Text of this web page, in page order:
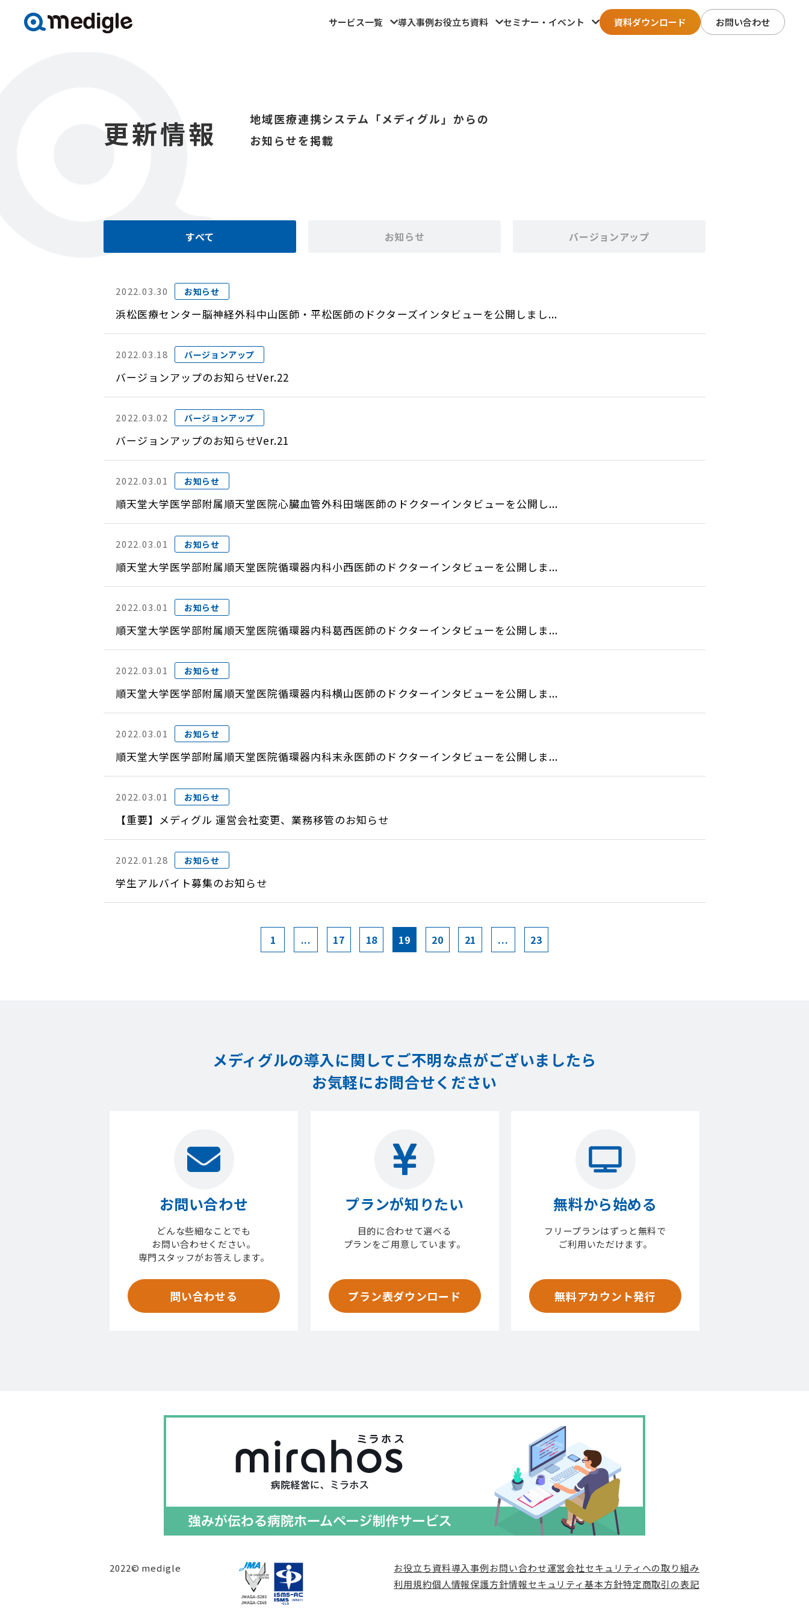
サービス一覧 導入事例お役立ち資料 セミナー・イベント 資料ダウンロード お問い合わせ
更新情報
地域医療連携システム「メディグル」からの
お知らせを掲載
すべて お知らせ バージョンアップ
2022.03.30 お知らせ
浜松医療センター脳神経外科中山医師・平松医師のドクターズインタビューを公開しまし...
2022.03.18 バージョンアップ
バージョンアップのお知らせVer.22
2022.03.02 バージョンアップ
バージョンアップのお知らせVer.21
2022.03.01 お知らせ
順天堂大学医学部附属順天堂医院心臓血管外科田端医師のドクターインタビューを公開し...
2022.03.01 お知らせ
順天堂大学医学部附属順天堂医院循環器内科小西医師のドクターインタビューを公開しま...
2022.03.01 お知らせ
順天堂大学医学部附属順天堂医院循環器内科葛西医師のドクターインタビューを公開しま...
2022.03.01 お知らせ
順天堂大学医学部附属順天堂医院循環器内科横山医師のドクターインタビューを公開しま...
2022.03.01 お知らせ
順天堂大学医学部附属順天堂医院循環器内科末永医師のドクターインタビューを公開しま...
2022.03.01 お知らせ
【重要】メディグル 運営会社変更、業務移管のお知らせ
2022.01.28 お知らせ
学生アルバイト募集のお知らせ
1 ... 17 18 19 20 21 ... 23
メディグルの導入に関してご不明な点がございましたら
お気軽にお問合せください
お問い合わせ
どんな些細なことでも
お問い合わせください。
専門スタッフがお答えします。
問い合わせる
プランが知りたい
目的に合わせて選べる
プランをご用意しています。
プラン表ダウンロード
無料から始める
フリープランはずっと無料で
ご利用いただけます。
無料アカウント発行
2022© medigle お役立ち資料導入事例お問い合わせ運営会社セキュリティへの取り組み
利用規約個人情報保護方針情報セキュリティ基本方針特定商取引の表記